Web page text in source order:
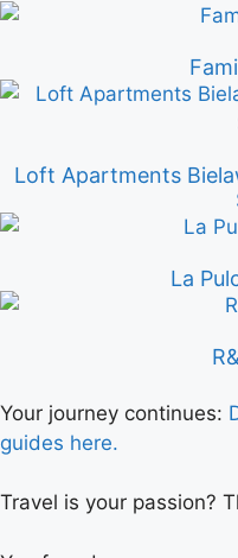
Loft Apartments
La
Your journey continues:
guides here.
Travel is your passion?